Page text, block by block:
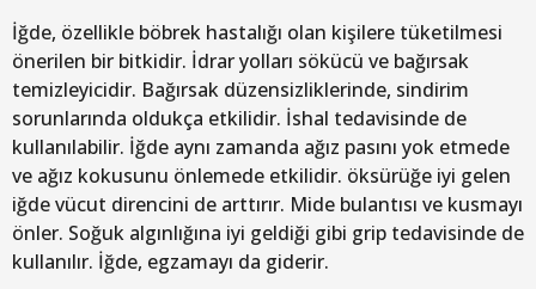
İğde, özellikle böbrek hastalığı olan kişilere tüketilmesi
önerilen bir bitkidir. İdrar yolları sökücü ve bağırsak
temizleyicidir. Bağırsak düzensizliklerinde, sindirim
sorunlarında oldukça etkilidir. İshal tedavisinde de
kullanılabilir. İğde aynı zamanda ağız pasını yok etmede
ve ağız kokusunu önlemede etkilidir. öksürüğe iyi gelen
iğde vücut direncini de arttırır. Mide bulantısı ve kusmayı
önler. Soğuk algınlığına iyi geldiği gibi grip tedavisinde de
kullanılır. İğde, egzamayı da giderir.